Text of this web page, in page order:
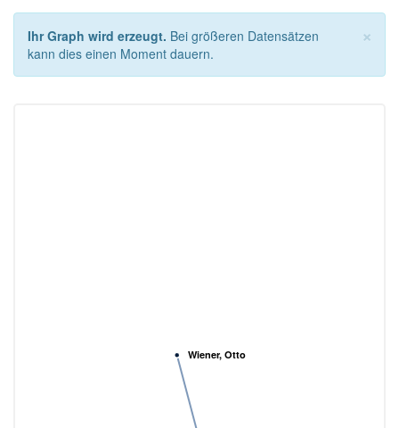
×
Ihr Graph wird erzeugt. Bei größeren Datensätzen
kann dies einen Moment dauern.
Wiener, Otto